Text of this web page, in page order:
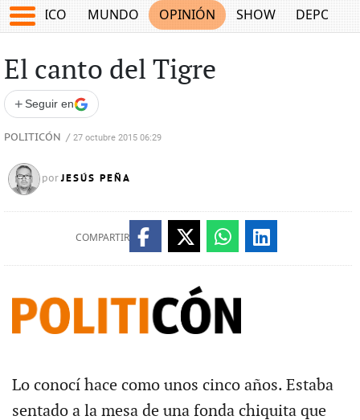
MÉXICO MUNDO OPINIÓN SHOW
El canto del Tigre
+ Seguir en
POLITICÓN / 27 octubre 2015 06:29
porJESÚS PEÑA
COMPARTIR
Lo conocí hace como unos cinco años. Estaba
sentado a la mesa de una fonda chiquita que